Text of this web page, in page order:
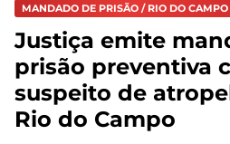
MANDADO DE PRISÃO / RIO DO CAMPO
Justiça emite
prisão preventiva
suspeito de
Rio do Campo